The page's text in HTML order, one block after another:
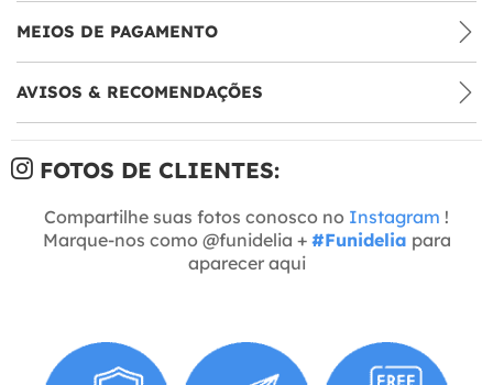
MEIOS DE PAGAMENTO
AVISOS & RECOMENDAÇÕES
FOTOS DE CLIENTES:
Compartilhe suas fotos conosco no Instagram !
Marque-nos como @funidelia + #Funidelia para
aparecer aqui